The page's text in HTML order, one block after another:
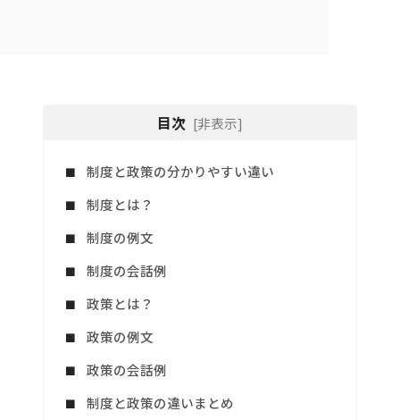
目次 [非表示]
制度と政策の分かりやすい違い
制度とは？
制度の例文
制度の会話例
政策とは？
政策の例文
政策の会話例
制度と政策の違いまとめ